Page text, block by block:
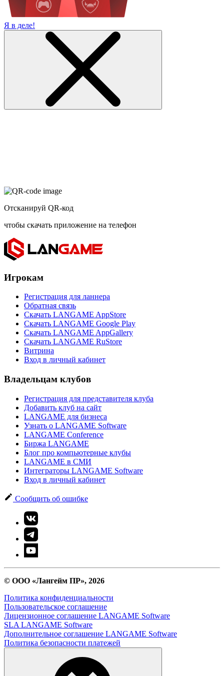
Я в деле!
Отсканируй QR-код
чтобы скачать приложение на телефон
Игрокам
Регистрация для ланнера
Обратная связь
Скачать LANGAME AppStore
Скачать LANGAME Google Play
Скачать LANGAME AppGallery
Скачать LANGAME RuStore
Витрина
Вход в личный кабинет
Владельцам клубов
Регистрация для представителя клуба
Добавить клуб на сайт
LANGAME для бизнеса
Узнать о LANGAME Software
LANGAME Conference
Биржа LANGAME
Блог про компьютерные клубы
LANGAME в СМИ
Интеграторы LANGAME Software
Вход в личный кабинет
Сообщить об ошибке
© ООО «Лангейм ПР», 2026
Политика конфиденциальности
Пользовательское соглашение
Лицензионное соглашение LANGAME Software
SLA LANGAME Software
Дополнительное соглашение LANGAME Software
Политика безопасности платежей